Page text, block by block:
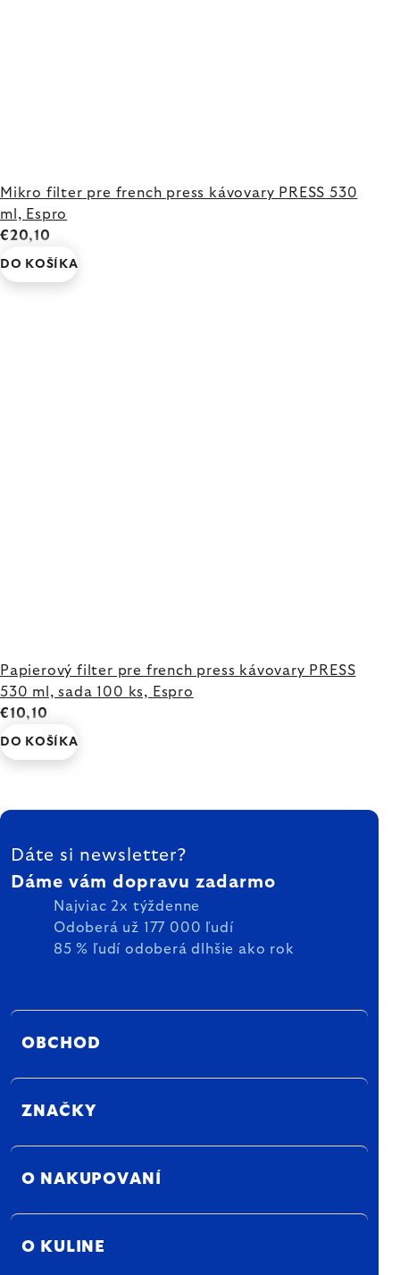
Mikro filter pre french press kávovary PRESS 530
ml, Espro
€20,10
DO KOŠÍKA
Papierový filter pre french press kávovary PRESS
530 ml, sada 100 ks, Espro
€10,10
DO KOŠÍKA
ZÁPÄTIE
Dáte si newsletter?
Dáme vám dopravu zadarmo
Najviac 2x týždenne
Odoberá už 177 000 ľudí
85 % ľudí odoberá dlhšie ako rok
OBCHOD
ZNAČKY
O NAKUPOVANÍ
O KULINE